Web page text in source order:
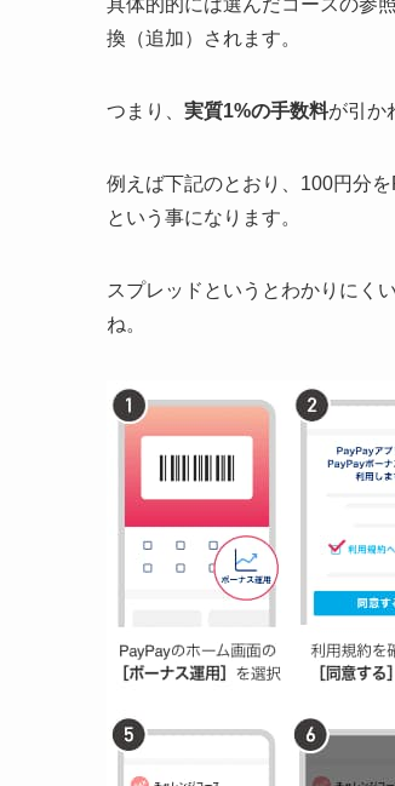
換（追加）されます。
つまり、 実質1%の手数料が引か
例えば下記のとおり、100円分
という事になります。
スプレッドというとわかりにく
ね。